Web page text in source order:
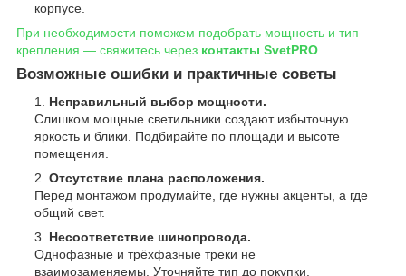
корпусе.
При необходимости поможем подобрать мощность и тип
крепления — свяжитесь через контакты SvetPRO.
Возможные ошибки и практичные советы
Неправильный выбор мощности.
Слишком мощные светильники создают избыточную
яркость и блики. Подбирайте по площади и высоте
помещения.
Отсутствие плана расположения.
Перед монтажом продумайте, где нужны акценты, а где
общий свет.
Несоответствие шинопровода.
Однофазные и трёхфазные треки не
взаимозаменяемы. Уточняйте тип до покупки.